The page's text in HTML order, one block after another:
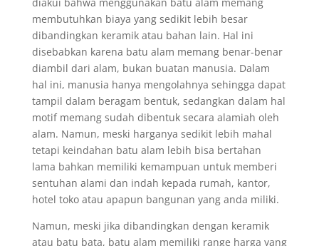
membutuhkan biaya yang sedikit lebih besar
dibandingkan keramik atau bahan lain. Hal ini
disebabkan karena batu alam memang benar-benar
diambil dari alam, bukan buatan manusia. Dalam
hal ini, manusia hanya mengolahnya sehingga dapat
tampil dalam beragam bentuk, sedangkan dalam hal
motif memang sudah dibentuk secara alamiah oleh
alam. Namun, meski harganya sedikit lebih mahal
tetapi keindahan batu alam lebih bisa bertahan
lama bahkan memiliki kemampuan untuk memberi
sentuhan alami dan indah kepada rumah, kantor,
hotel toko atau apapun bangunan yang anda miliki.
Namun, meski jika dibandingkan dengan keramik
atau batu bata, batu alam memiliki range harga yang